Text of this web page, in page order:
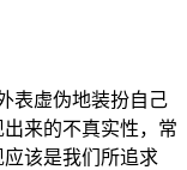
表虚伪地装扮自己
来的不真实性，常
该是我们所追求